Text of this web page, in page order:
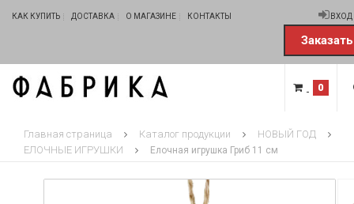
КАК КУПИТЬ ДОСТАВКА О МАГАЗИНЕ КОНТАКТЫ ВХОД
0
Главная страница Каталог продукции
НОВЫЙ ГОД
ЕЛОЧНЫЕ ИГРУШКИ
Елочная игрушка Гриб 11 см